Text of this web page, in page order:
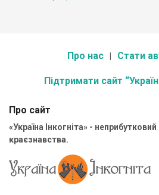
Про нас Стати
Підтримати сайт
Про сайт
«Україна Інкогніта» -
краєзнавства.